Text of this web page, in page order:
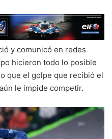
y comunicó en redes
hicieron todo lo posible
que el golpe que recibió el
le impide competir.